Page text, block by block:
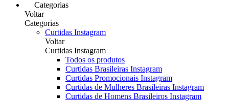
Categorias
Voltar
Categorias
Curtidas Instagram
Voltar
Curtidas Instagram
Todos os produtos
Curtidas Brasileiras Instagram
Curtidas Promocionais Instagram
Curtidas de Mulheres Brasileiras Instagram
Curtidas de Homens Brasileiros Instagram